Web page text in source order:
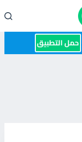
حمل التطبيق